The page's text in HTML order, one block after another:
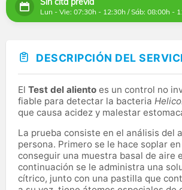
Lun - Vie: 07:30h - 12:30h / Sáb: 08:00h -
DESCRIPCIÓN DEL
El Test del aliento es un control no
fiable para detectar la bacteria
que causa acidez y malestar
La prueba consiste en el análisis del
persona. Primero se le hace soplar
conseguir una muestra basal de aire
continuación se le administra una
cítrico, junto con una pastilla que